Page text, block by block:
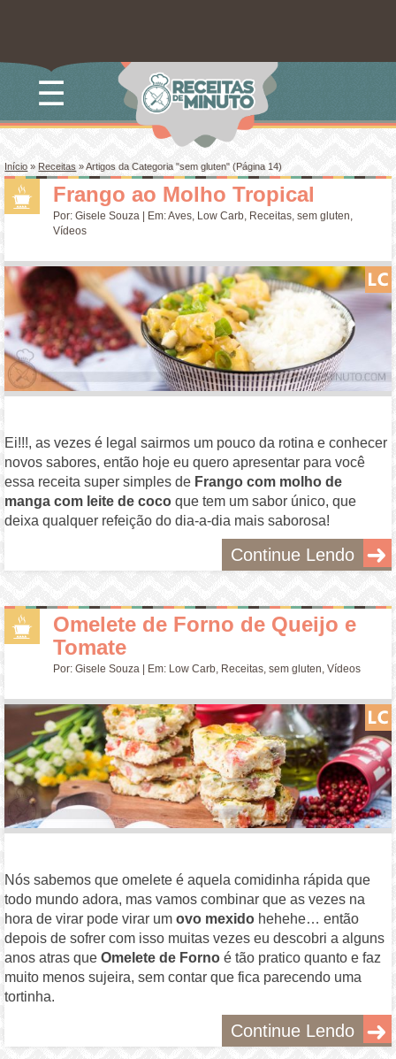
☰
Início»Receitas »Artigos da Categoria "sem gluten" (Página 14)
Frango ao Molho Tropical
Por:Gisele Souza | Em:Aves, Low Carb, Receitas,sem gluten,
Vídeos
Ei!!!, as vezes é legal sairmos um pouco da rotina e conhecer
novos sabores, então hoje eu quero apresentar para você
essa receita super simples de Frango com molho de
manga com leite de coco que tem um sabor único, que
deixa qualquer refeição do dia-a-dia mais saborosa!
Continue Lendo
Omelete de Forno de Queijo e
Tomate
Por:Gisele Souza | Em: Low Carb Receitas ,sem gluten ,Vídeos
Nós sabemos que omelete é aquela comidinha rápida que
todo mundo adora, mas vamos combinar que as vezes na
hora de virar pode virar umovo mexido hehehe… então
depois de sofrer com isso muitas vezes eu descobri a alguns
anos atras queOmelete de Forno é tão pratico quanto e faz
muito menos sujeira, sem contar que fica parecendo uma
tortinha.
Continue Lendo